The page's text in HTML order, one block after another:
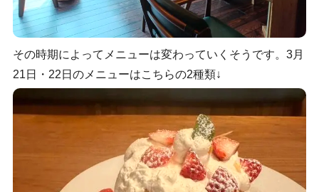
その時期によってメニューは変わっていくそうです。3月
21日・22日のメニューはこちらの2種類↓